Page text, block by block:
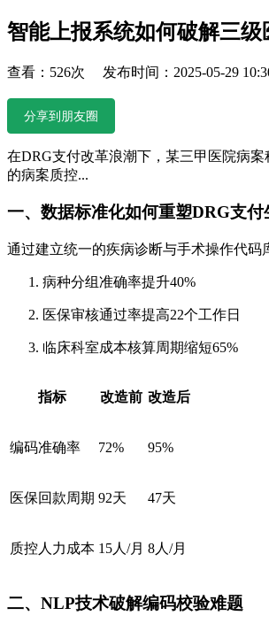
智能上报系统如何破解三
查看：526次 发布时间：2025-05-29
分享到朋友圈
在DRG支付改革浪潮下，某三甲医院病
的病案质控...
一、数据标准化如何重塑DRG支付
通过建立统一的疾病诊断与手术操作代码
病种分组准确率提升40%
医保审核通过率提高22个工作日
临床科室成本核算周期缩短65%
指标 改造前 改造后
编码准确率 72% 95%
医保回款周期 92天 47天
质控人力成本 15人/月 8人/月
二、NLP技术破解编码校验难题